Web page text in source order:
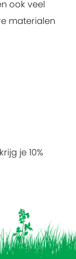
ook veel
materialen
je 10%